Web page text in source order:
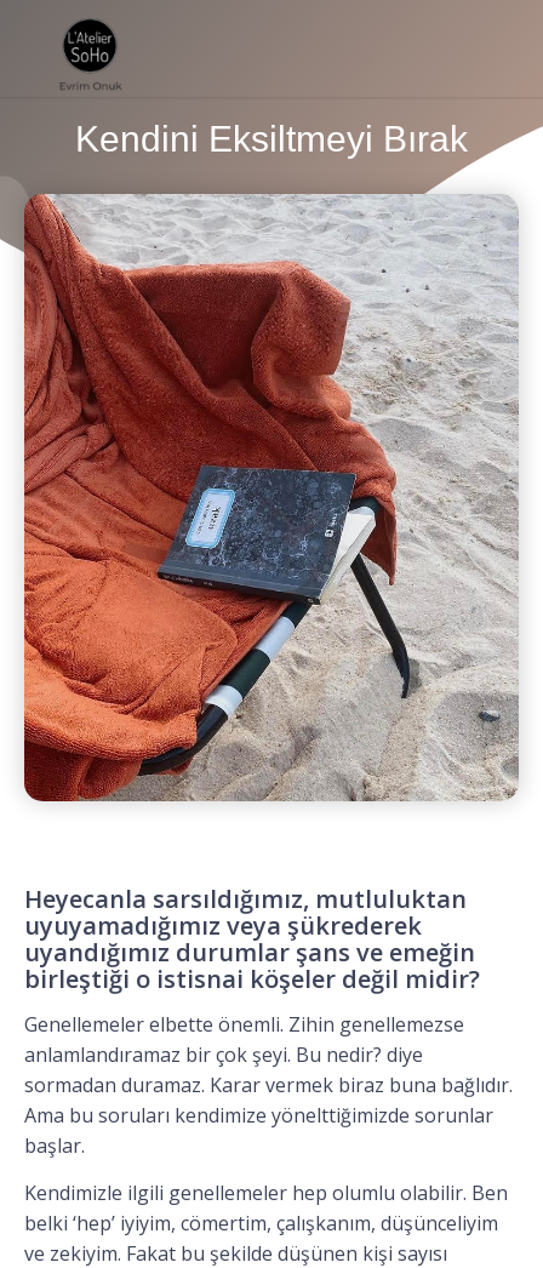
Kendini Eksiltmeyi Bırak
Heyecanla sarsıldığımız, mutluluktan
uyuyamadığımız veya şükrederek
uyandığımız durumlar şans ve emeğin
birleştiği o istisnai köşeler değil midir?
Genellemeler elbette önemli. Zihin genellemezse
anlamlandıramaz bir çok şeyi. Bu nedir? diye
sormadan duramaz. Karar vermek biraz buna bağlıdır.
Ama bu soruları kendimize yönelttiğimizde sorunlar
başlar.
Kendimizle ilgili genellemeler hep olumlu olabilir. Ben
belki ‘hep’ iyiyim, cömertim, çalışkanım, düşünceliyim
ve zekiyim. Fakat bu şekilde düşünen kişi sayısı